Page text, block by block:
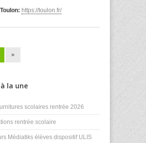
https://toulon.fr/
»
la une
scolaires rentrée 2026
rentrée scolaire
Médiatiks élèves dispositif ULIS